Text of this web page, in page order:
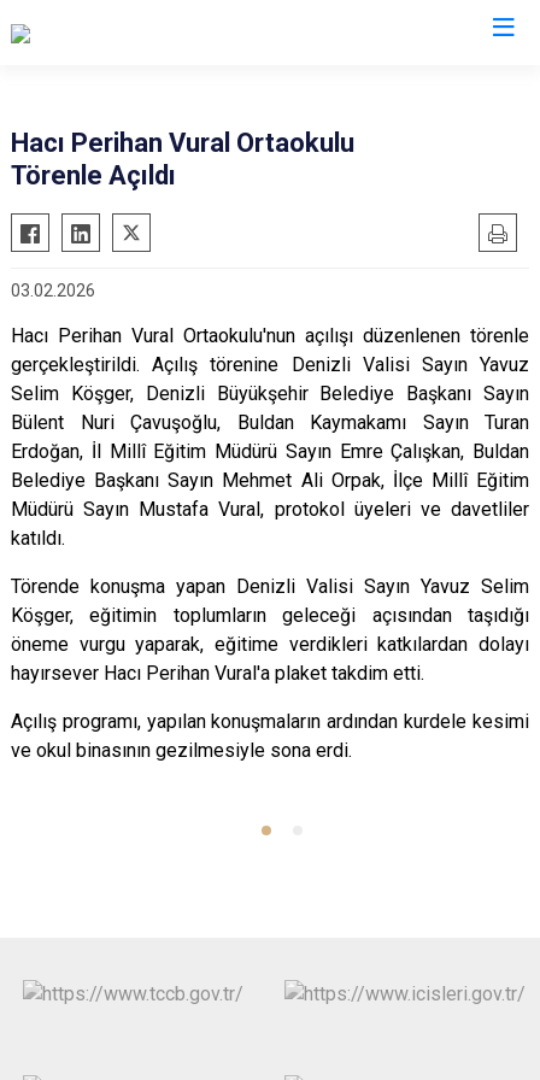
Acıpayam
Pamukkale
Baklan
Bekilli
Beyağaç
Bozkurt
Buldan
Çal
Çameli
Kale
Sarayköy
Serinhisar
Tavas
Merkezefendi
Hacı Perihan Vural Ortaokulu
Törenle Açıldı
03.02.2026
Hacı Perihan Vural Ortaokulu'nun açılışı düzenlenen törenle
gerçekleştirildi. Açılış törenine Denizli Valisi Sayın Yavuz
Selim Köşger, Denizli Büyükşehir Belediye Başkanı Sayın
Bülent Nuri Çavuşoğlu, Buldan Kaymakamı Sayın Turan
Erdoğan, İl Millî Eğitim Müdürü Sayın Emre Çalışkan, Buldan
Belediye Başkanı Sayın Mehmet Ali Orpak, İlçe Millî Eğitim
Müdürü Sayın Mustafa Vural, protokol üyeleri ve davetliler
katıldı.
Törende konuşma yapan Denizli Valisi Sayın Yavuz Selim
Köşger, eğitimin toplumların geleceği açısından taşıdığı
öneme vurgu yaparak, eğitime verdikleri katkılardan dolayı
hayırsever Hacı Perihan Vural'a plaket takdim etti.
Açılış programı, yapılan konuşmaların ardından kurdele kesimi
ve okul binasının gezilmesiyle sona erdi.